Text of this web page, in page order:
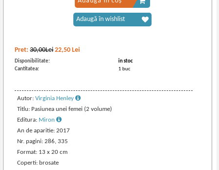
Pret:30,00Lei 22,50 Lei
Disponibilitate:
in stoc
Cantitatea:
1 buc
Autor:Virginia Henley
Titlu: Pasiunea unei femei (2 volume)
Editura: Miron
An de aparitie: 2017
Nr. pagini: 286, 335
Format: 13 x 20 cm
Coperti: brosate
Adaugă în wishlist